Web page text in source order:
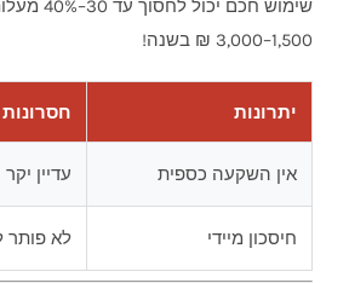
שימוש חכם יכול
1,500–3,000 ₪ בשנה!
יתרונות חסרונות
אין השקעה כספית עדיין יקר
חיסכון מיידי לא פותר